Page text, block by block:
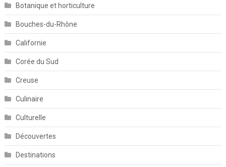
Botanique et horticulture
Bouches-du-Rhône
Californie
Corée du Sud
Creuse
Culinaire
Culturelle
Découvertes
Destinations